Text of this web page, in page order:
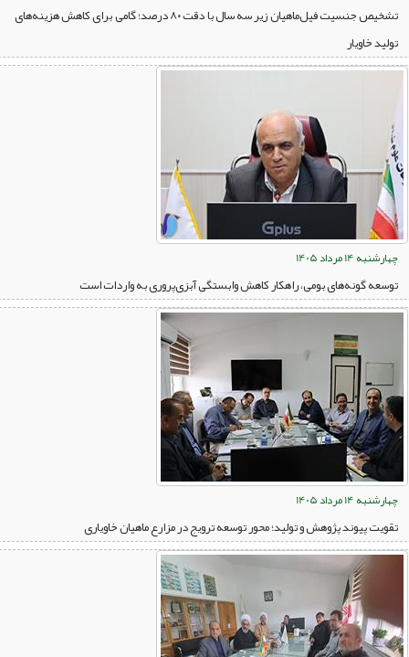
تشخیص جنسیت فیل‌ماهیان زیر سه سال با دقت ۸۰ درصد؛ گامی برای کاهش هزینه‌های
تولید خاویار
چهارشنبه 14 مرداد 1405
توسعه گونه‌های بومی، راهکار کاهش وابستگی آبزی‌پروری به واردات است
چهارشنبه 14 مرداد 1405
تقویت پیوند پژوهش و تولید؛ محور توسعه ترویج در مزارع ماهیان خاویاری